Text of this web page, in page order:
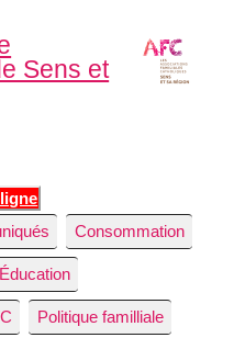
Sens et
Consommation
Éducation
Politique familliale